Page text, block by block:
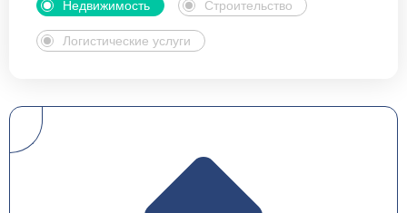
Недвижимость Строительство
Логистические услуги